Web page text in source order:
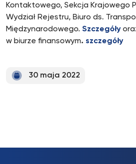
Kontaktowego, Sekcja Krajowego
Wydział Rejestru, Biuro ds.
Międzynarodowego. Szczegóły
w biurze finansowym. szczegóły
30 maja 2022